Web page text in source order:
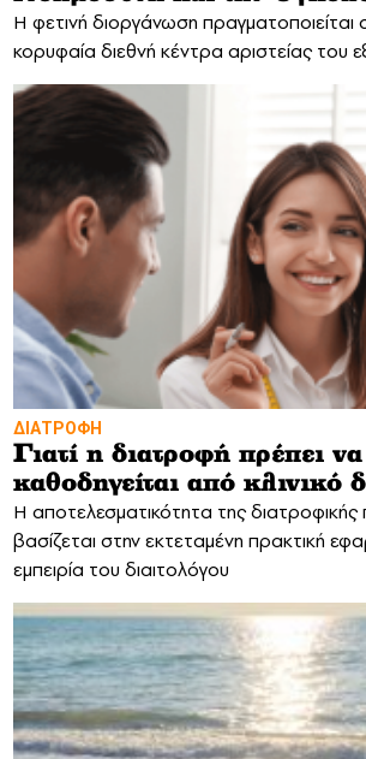
Η φετινή διοργάνωση πραγματοποιείται
κορυφαία διεθνή κέντρα αριστείας του
ΔΙΑΤΡΟΦΗ
Γιατί η διατροφή πρέπει να
καθοδηγείται από κλινικό
Η αποτελεσματικότητα της
βασίζεται στην εκτεταμένη πρακτική
εμπειρία του διαιτολόγου